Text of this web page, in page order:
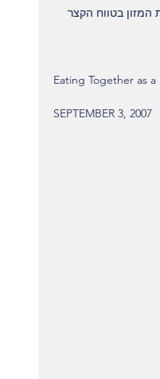
בטווח הקצר
Eating Together as
SEPTEMBER 3, 2007